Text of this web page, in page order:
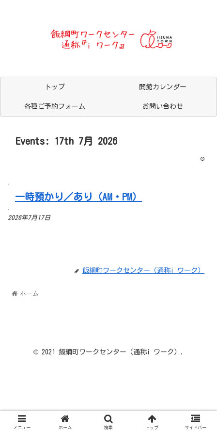
トップ 開館カレンダー
各種ご予約フォーム お問い合わせ
Events: 17th 7月 2026
一時預かり／あり（AM・PM）
2026年7月17日
飯綱町ワークセンター（通称i ワーク）
ホーム
© 2021 飯綱町ワークセンター（通称i ワーク）.
メニュー ホーム 検索 トップ サイドバー